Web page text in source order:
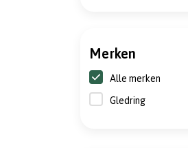
Merken
Alle merken
Gledring